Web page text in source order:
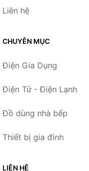
Liên hệ
CHUYÊN MỤC
Điện Gia Dụng
Điện Tử - Điện Lạnh
Đồ dùng nhà bếp
Thiết bị gia đình
LIÊN HỆ